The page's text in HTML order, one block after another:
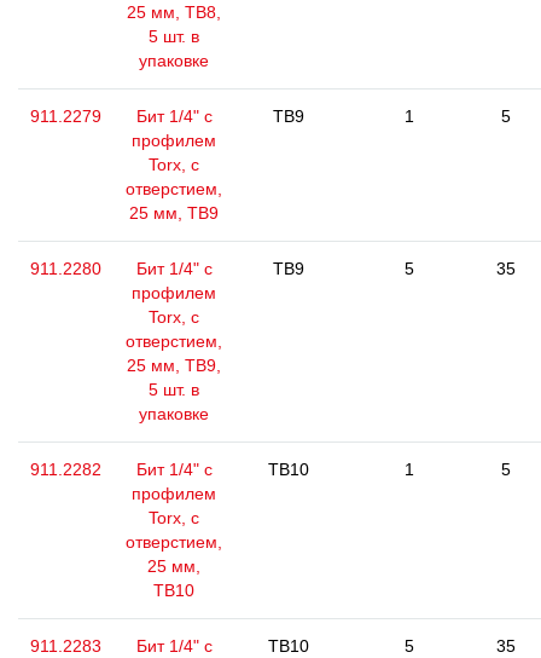
25 мм, ТВ8,
5 шт. в
упаковке
911.2279
Бит 1/4" с
профилем
Torx, с
отверстием,
25 мм, ТВ9
TB9 1 5
911.2280
Бит 1/4" с
профилем
Torx, с
отверстием,
25 мм, ТВ9,
5 шт. в
упаковке
TB9 5 35
911.2282
Бит 1/4" с
профилем
Torx, с
отверстием,
25 мм,
ТВ10
TB10 1 5
911.2283
Бит 1/4" с
TB10 5 35